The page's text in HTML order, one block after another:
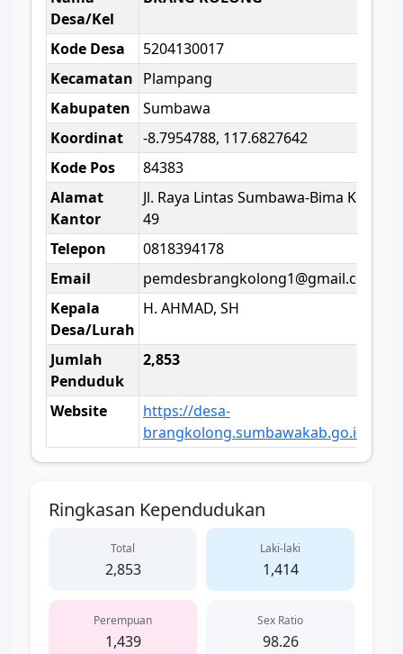
Desa/Kel
Kode Desa
5204130017
Kecamatan Plampang
Kabupaten
Sumbawa
Koordinat
-8.7954788, 117.6827642
Kode Pos
84383
Alamat
Kantor
Jl. Raya Lintas Sumbawa-Bima Km.
49
Telepon
0818394178
Email
pemdesbrangkolong1@gmail.com
Kepala
Desa/Lurah
H. AHMAD, SH
Jumlah
Penduduk
2,853
Website
https://desa-
brangkolong.sumbawakab.go.id/
Ringkasan Kependudukan
Total
2,853
Laki-laki
1,414
Perempuan
1,439
Sex Ratio
98.26